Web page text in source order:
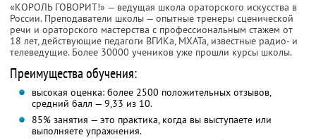
«КОРОЛЬ ГОВОРИТ!» — ведущая школа ораторского искусства в
России. Преподаватели школы — опытные тренеры сценической
речи и ораторского мастерства с профессиональным стажем от
18 лет, действующие педагоги ВГИКа, МХАТа, известные радио- и
телеведущие. Более 30000 учеников уже прошли курсы школы.
Преимущества обучения:
высокая оценка: более 2500 положительных отзывов,
средний балл — 9,33 из 10.
85% занятия — это практика, когда вы выступаете или
выполняете упражнения.